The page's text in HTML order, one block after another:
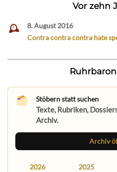
Vor zehn
8. August 2016
Contra contra contra hate
Stöbern statt suchen
Texte, Rubriken,
Archiv.
Archiv
2026 2025